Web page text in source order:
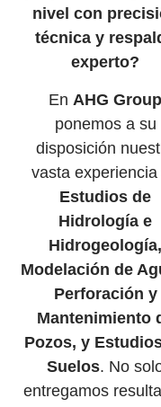
nivel con
técnica y
experto?
En AHG Group
ponemos a su
disposición
vasta experiencia
Estudios de
Hidrología e
Hidrogeología,
Modelación de
Perforación y
Mantenimiento
Pozos, y
Suelos. No
entregamos